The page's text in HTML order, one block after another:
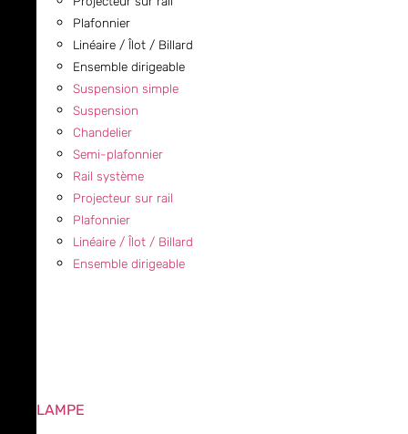
Plafonnier
Linéaire / Îlot / Billard
Ensemble dirigeable
Suspension simple
Suspension
Chandelier
Semi-plafonnier
Rail système
Projecteur sur rail
Plafonnier
Linéaire / Îlot / Billard
Ensemble dirigeable
LAMPE